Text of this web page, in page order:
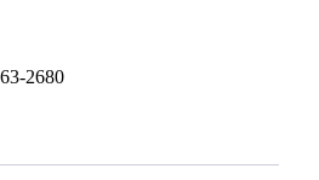
2680